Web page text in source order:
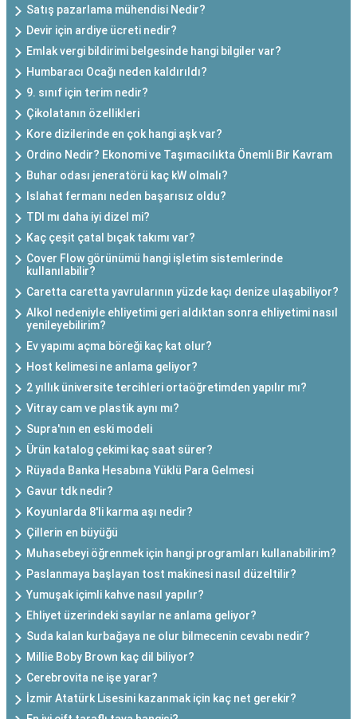
Satış pazarlama mühendisi Nedir?
Devir için ardiye ücreti nedir?
Emlak vergi bildirimi belgesinde hangi bilgiler var?
Humbaracı Ocağı neden kaldırıldı?
9. sınıf için terim nedir?
Çikolatanın özellikleri
Kore dizilerinde en çok hangi aşk var?
Ordino Nedir? Ekonomi ve Taşımacılıkta Önemli Bir Kavram
Buhar odası jeneratörü kaç kW olmalı?
Islahat fermanı neden başarısız oldu?
TDI mı daha iyi dizel mi?
Kaç çeşit çatal bıçak takımı var?
Cover Flow görünümü hangi işletim sistemlerinde
kullanılabilir?
Caretta caretta yavrularının yüzde kaçı denize ulaşabiliyor?
Alkol nedeniyle ehliyetimi geri aldıktan sonra ehliyetimi nasıl
yenileyebilirim?
Ev yapımı açma böreği kaç kat olur?
Host kelimesi ne anlama geliyor?
2 yıllık üniversite tercihleri ortaöğretimden yapılır mı?
Vitray cam ve plastik aynı mı?
Supra'nın en eski modeli
Ürün katalog çekimi kaç saat sürer?
Rüyada Banka Hesabına Yüklü Para Gelmesi
Gavur tdk nedir?
Koyunlarda 8'li karma aşı nedir?
Çillerin en büyüğü
Muhasebeyi öğrenmek için hangi programları kullanabilirim?
Paslanmaya başlayan tost makinesi nasıl düzeltilir?
Yumuşak içimli kahve nasıl yapılır?
Ehliyet üzerindeki sayılar ne anlama geliyor?
Suda kalan kurbağaya ne olur bilmecenin cevabı nedir?
Millie Boby Brown kaç dil biliyor?
Cerebrovita ne işe yarar?
İzmir Atatürk Lisesini kazanmak için kaç net gerekir?